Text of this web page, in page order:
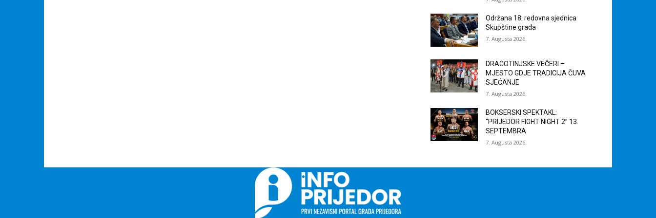
Održana 18. redovna sjednica
Skupštine grada
7. Augusta 2026.
DRAGOTINJSKE VEČERI –
MJESTO GDJE TRADICIJA ČUVA
SJEĆANJE
7. Augusta 2026.
BOKSERSKI SPEKTAKL:
“PRIJEDOR FIGHT NIGHT 2” 13.
SEPTEMBRA
7. Augusta 2026.